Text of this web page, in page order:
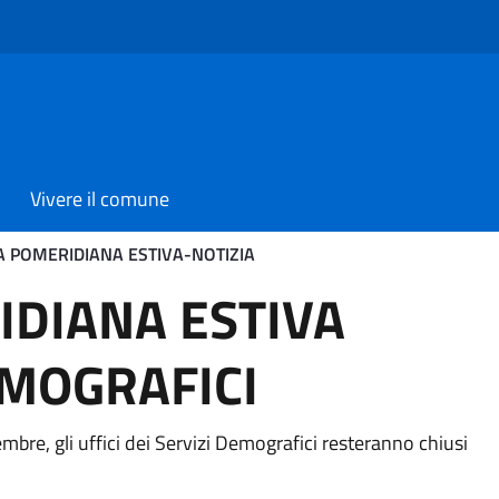
Vivere il comune
POMERIDIANA ESTIVA-NOTIZIA
ESTIVA-NOTIZIA
ESTIVA
gli uffici dei Servizi Demografici resteranno chiusi